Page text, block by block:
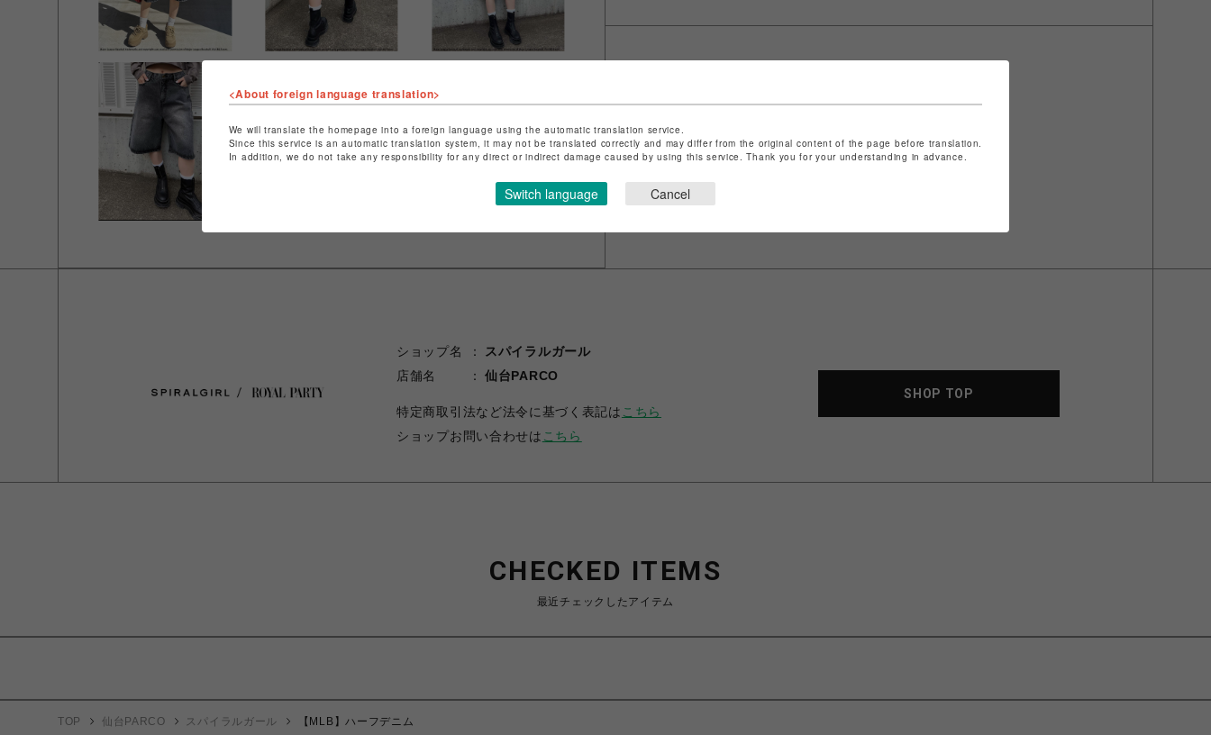
ショップ名
スパイラルガール
店舗名
仙台PARCO
特定商取引法など法令に基づく表記は こちら
ショップお問い合わせは こちら
SHOP TOP
CHECKED ITEMS
最近チェックしたアイテム
TOP 仙台PARCO スパイラルガール 【MLB】ハーフデニム
<About foreign language translation>
We will translate the homepage into a foreign language using the automatic translation service.
Since this service is an automatic translation system, it may not be translated correctly and may differ from the original content of the page before translation.
In addition, we do not take any responsibility for any direct or indirect damage caused by using this service. Thank you for your understanding in advance.
Switch language Cancel